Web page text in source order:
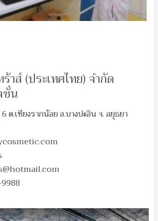
ส์ (ประเทศไทย) จำกัด
ชั่น
ต.เชียงรากน้อย อ.บางปะอิน จ. อยุธยา